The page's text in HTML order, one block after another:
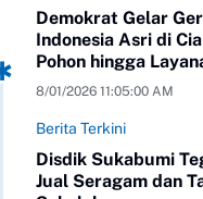
Demokrat Gelar
Indonesia Asri di
Pohon hingga
Gratis
8/01/2026 11:05:00 AM
Berita Terkini
Disdik Sukabumi
Jual Seragam dan